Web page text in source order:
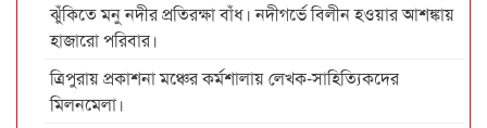
ঝুঁকিতে মনু নদীর প্রতিরক্ষা বাঁধ। নদীগর্ভে বিলীন হওয়ার আশঙ্কায়
হাজারো পরিবার।
ত্রিপুরায় প্রকাশনা মঞ্চের কর্মশালায় লেখক-সাহিত্যিকদের
মিলনমেলা।